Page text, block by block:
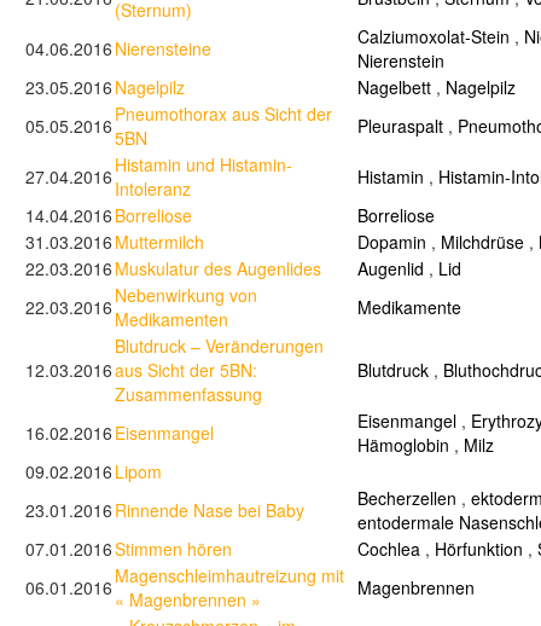
(Sternum)
04.06.2016 Nierensteine Calziumoxolat-Stein ,
Nierenstein
23.05.2016 Nagelpilz Nagelbett , Nagelpilz
05.05.2016 Pneumothorax aus Sicht der
5BN
Pleuraspalt ,
27.04.2016 Histamin und Histamin-
Intoleranz
Histamin , Histamin-
14.04.2016 Borreliose
Borreliose
31.03.2016 Muttermilch Dopamin , Milchdrüse ,
22.03.2016 Muskulatur des Augenlides Augenlid , Lid
22.03.2016 Nebenwirkung von
Medikamenten
Medikamente
12.03.2016
Blutdruck – Veränderungen
aus Sicht der 5BN:
Zusammenfassung
Blutdruck ,
16.02.2016 Eisenmangel Eisenmangel ,
Hämoglobin , Milz
09.02.2016 Lipom
23.01.2016 Rinnende Nase bei Baby Becherzellen ,
entodermale
07.01.2016Stimmen hören Cochlea , Hörfunktion ,
06.01.2016 Magenschleimhautreizung mit
« Magenbrennen »
Magenbrennen